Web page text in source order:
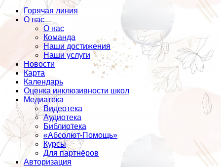
Горячая линия
О нас
О нас
Команда
Наши достижения
Наши услуги
Новости
Карта
Календарь
Оценка инклюзивности школ
Медиатека
Видеотека
Аудиотека
Библиотека
«Абсолют-Помощь»
Курсы
Для партнёров
Авторизация